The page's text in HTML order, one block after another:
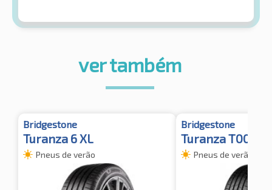
ver também
Bridgestone
Turanza 6 XL
Pneus de verão
Bridgestone
Turanza T005
Pneus de verão